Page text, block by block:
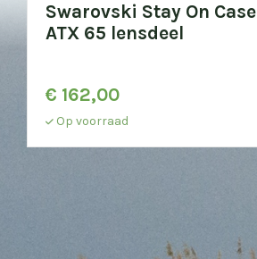
Swarovski Stay On Case
ATX 65 lensdeel
€ 162,00
Op voorraad